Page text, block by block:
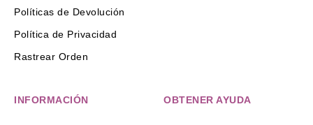
Políticas de Devolución
Política de Privacidad
Rastrear Orden
INFORMACIÓN OBTENER AYUDA